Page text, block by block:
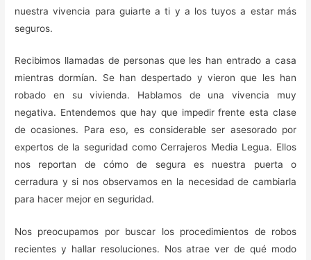
nuestra vivencia para guiarte a ti y a los tuyos a estar más
seguros.
Recibimos llamadas de personas que les han entrado a casa
mientras dormían. Se han despertado y vieron que les han
robado en su vivienda. Hablamos de una vivencia muy
negativa. Entendemos que hay que impedir frente esta clase
de ocasiones. Para eso, es considerable ser asesorado por
expertos de la seguridad como Cerrajeros Media Legua. Ellos
nos reportan de cómo de segura es nuestra puerta o
cerradura y si nos observamos en la necesidad de cambiarla
para hacer mejor en seguridad.
Nos preocupamos por buscar los procedimientos de robos
recientes y hallar resoluciones. Nos atrae ver de qué modo